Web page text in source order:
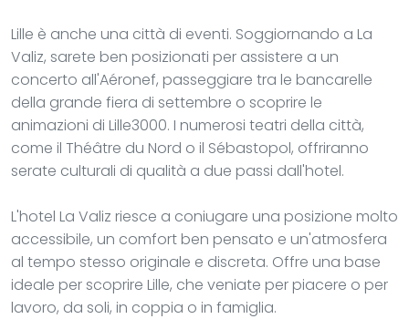
Lille è anche una città di eventi. Soggiornando a La
Valiz, sarete ben posizionati per assistere a un
concerto all'Aéronef, passeggiare tra le bancarelle
della grande fiera di settembre o scoprire le
animazioni di Lille3000. I numerosi teatri della città,
come il Théâtre du Nord o il Sébastopol, offriranno
serate culturali di qualità a due passi dall'hotel.
L'hotel La Valiz riesce a coniugare una posizione molto
accessibile, un comfort ben pensato e un'atmosfera
al tempo stesso originale e discreta. Offre una base
ideale per scoprire Lille, che veniate per piacere o per
lavoro, da soli, in coppia o in famiglia.